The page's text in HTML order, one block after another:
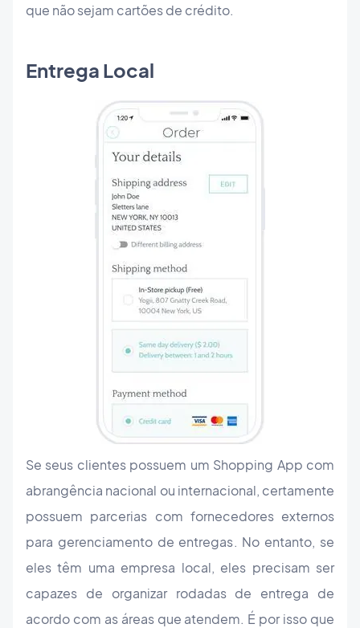
que não sejam cartões de crédito.
Entrega Local
Se seus clientes possuem um Shopping App com
abrangência nacional ou internacional, certamente
possuem parcerias com fornecedores externos
para gerenciamento de entregas. No entanto, se
eles têm uma empresa local, eles precisam ser
capazes de organizar rodadas de entrega de
acordo com as áreas que atendem. É por isso que